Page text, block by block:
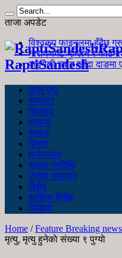
ताजा अपडेट
विश्वकप फाइनलमा हुँदैछ
नारायणगढ-मुग्लिन र
जङ्गली च्याउ खाँदा दाङमा
RaptiSandesh
मुख्य पृष्ठ
समाचार
खेलकुद
प्रवास
समाज
विचार
मनोरञ्जन
सूचना प्रविधि
प्रदेश समाचार
विशेष
साहित्य विशेष
भिडियो
Home /Feature Breaking news
मृत्यु, मृत्यु हुनेकाे संख्या ९ पुग्याे